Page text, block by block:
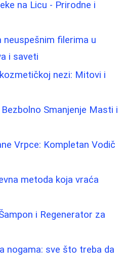
na Licu - Prirodne i
neuspešnim filerima u
i saveti
nezi: Mitovi i
Smanjenje Masti i
Vrpce: Kompletan Vodič
metoda koja vraća
i Regenerator za
nogama: sve što treba da